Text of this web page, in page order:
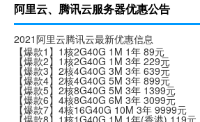
阿里云、腾讯云服务器优惠公告
2021阿里云腾讯云最新优惠信息
【爆款1】1核2G40G 1M 1年 89元
【爆款2】1核2G40G 1M 3年 229元
【爆款3】2核4G40G 3M 3年 639元
【爆款4】2核4G40G 5M 3年 899元
【爆款5】2核8G40G 5M 3年 1399元
【爆款6】4核8G40G 6M 3年 3099元
【爆款7】4核16G40G 10M 3年 9999元